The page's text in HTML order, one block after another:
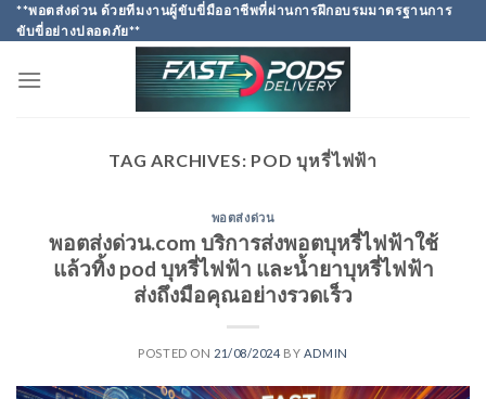
Skip
to
**พอตส่งด่วน ด้วยทีมงานผู้ขับขี่มืออาชีพที่ผ่านการฝึกอบรมมาตรฐานการ
ขับขี่อย่างปลอดภัย**
TAG ARCHIVES: POD บุหรี่ไฟฟ้า
พอตส่งด่วน
พอตส่งด่วน.com บริการส่งพอตบุหรี่ไฟฟ้าใช้
แล้วทิ้ง pod บุหรี่ไฟฟ้า และน้ำยาบุหรี่ไฟฟ้า
ส่งถึงมือคุณอย่างรวดเร็ว
POSTED ON 21/08/2024 BY ADMIN